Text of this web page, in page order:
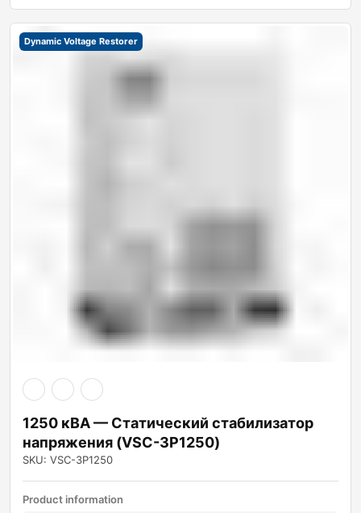
Dynamic Voltage Restorer
1250 кВА — Статический стабилизатор
напряжения (VSC-3P1250)
SKU: VSC-3P1250
Product information